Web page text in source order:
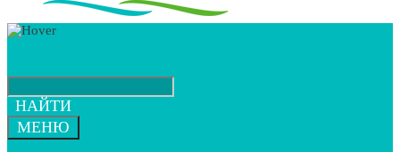
НАЙТИ
МЕНЮ